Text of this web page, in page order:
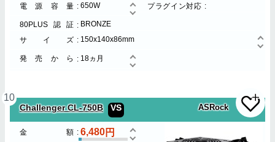
電源容量
650W プラグイン対応
80PLUS認証
BRONZE
サイズ
150x140x86mm
発売から 18ヵ月
10
Challenger CL-750B VS ASRock
金額 6,480